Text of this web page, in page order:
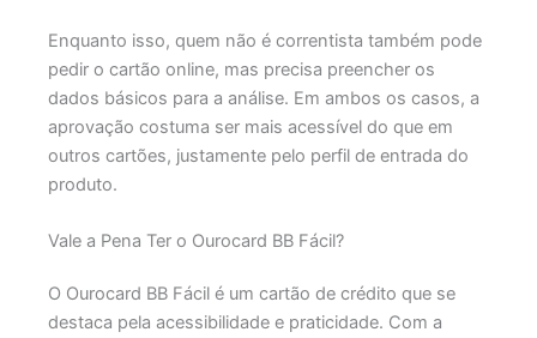
Enquanto isso, quem não é correntista também pode
pedir o cartão online, mas precisa preencher os
dados básicos para a análise. Em ambos os casos, a
aprovação costuma ser mais acessível do que em
outros cartões, justamente pelo perfil de entrada do
produto.
Vale a Pena Ter o Ourocard BB Fácil?
O Ourocard BB Fácil é um cartão de crédito que se
destaca pela acessibilidade e praticidade. Com a